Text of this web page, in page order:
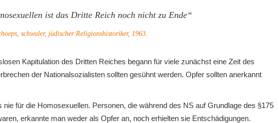
ist das Dritte Reich noch nicht zu Ende“
schwuler, jüdischer Religionshistoriker, 1963.
Kapitulation des Dritten Reiches begann für viele zunächst eine Zeit des
der Nationalsozialisten sollten gesühnt werden. Opfer sollten anerkannt
nie für die Homosexuellen. Personen, die während des NS auf Grundlage des §175
erkannte man weder als Opfer an, noch erhielten sie Entschädigungen.